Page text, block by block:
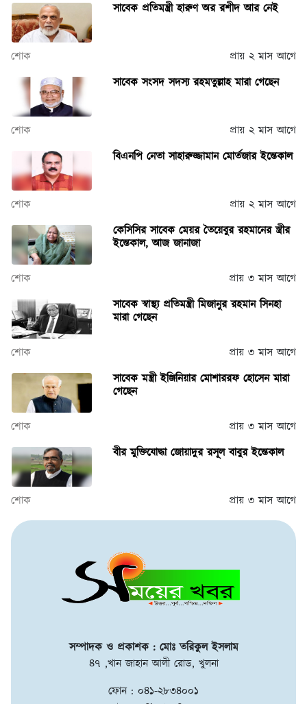
সাবেক প্রতিমন্ত্রী হারুণ অর রশীদ আর নেই
শোক
প্রায় ২ মাস আগে
সাবেক সংসদ সদস্য রহমতুল্লাহ মারা গেছেন
শোক
প্রায় ২ মাস আগে
বিএনপি নেতা সাহারুজ্জামান মোর্তজার ইন্তেকাল
শোক
প্রায় ২ মাস আগে
কেসিসির সাবেক মেয়র তৈয়েবুর রহমানের স্ত্রীর
ইন্তেকাল, আজ জানাজা
শোক
প্রায় ৩ মাস আগে
সাবেক স্বাস্থ্য প্রতিমন্ত্রী মিজানুর রহমান সিনহা
মারা গেছেন
শোক
প্রায় ৩ মাস আগে
সাবেক মন্ত্রী ইঞ্জিনিয়ার মোশাররফ হোসেন মারা
গেছেন
শোক
প্রায় ৩ মাস আগে
বীর মুক্তিযোদ্ধা জোয়াদুর রসূল বাবুর ইন্তেকাল
শোক প্রায় ৩ মাস আগে
সম্পাদক ও প্রকাশক : মোঃ তরিকুল ইসলাম
৪৭ ,খান জাহান আলী রোড, খুলনা
ফোন : ০৪১-২৮৩৪০০১